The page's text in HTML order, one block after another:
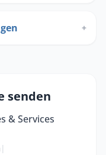
+
senden
& Services
|